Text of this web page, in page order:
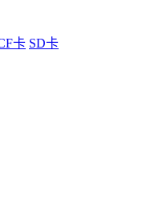
卡 SD卡